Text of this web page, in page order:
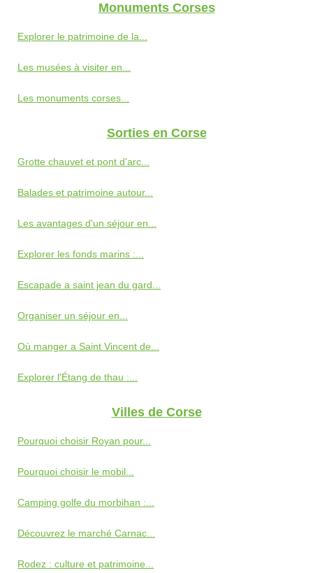
Monuments Corses
Explorer le patrimoine de la...
Les musées à visiter en...
Les monuments corses...
Sorties en Corse
Grotte chauvet et pont d'arc...
Balades et patrimoine autour...
Les avantages d'un séjour en...
Explorer les fonds marins :...
Escapade a saint jean du gard...
Organiser un séjour en...
Où manger a Saint Vincent de...
Explorer l'Étang de thau :...
Villes de Corse
Pourquoi choisir Royan pour...
Pourquoi choisir le mobil...
Camping golfe du morbihan :...
Découvrez le marché Carnac...
Rodez : culture et patrimoine...